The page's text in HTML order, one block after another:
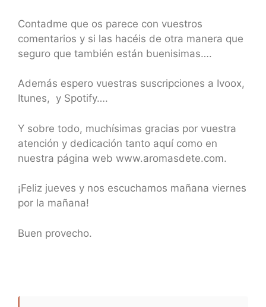
Contadme que os parece con vuestros
comentarios y si las hacéis de otra manera que
seguro que también están buenisimas….
Además espero vuestras suscripciones a Ivoox,
Itunes, y Spotify….
Y sobre todo, muchísimas gracias por vuestra
atención y dedicación tanto aquí como en
nuestra página web www.aromasdete.com.
¡Feliz jueves y nos escuchamos mañana viernes
por la mañana!
Buen provecho.